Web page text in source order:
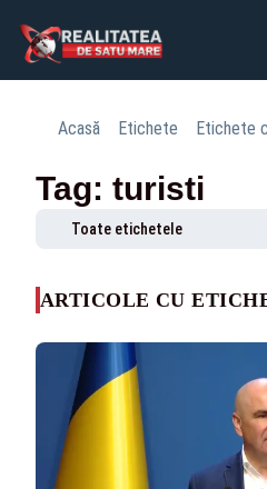
Acasă Etichete Etichete
Tag: turisti
Toate etichetele
ARTICOLE CU